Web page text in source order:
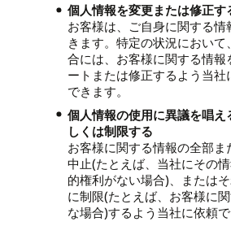
個人情報を変更または修正す
お客様は、ご自身に関する
きます。特定の状況におい
合には、お客様に関する情報
ートまたは修正するよう当社
できます。
個人情報の使用に異議を唱え
しくは制限する
お客様に関する情報の全部ま
中止(たとえば、当社にその
的権利がない場合)、または
に制限(たとえば、お客様に
な場合)するよう当社に依頼で